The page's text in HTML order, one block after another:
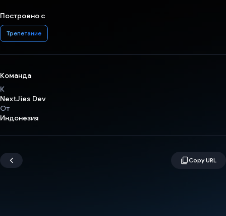
Построено с
Трепетание
Команда
К
NextJies Dev
От
Индонезия